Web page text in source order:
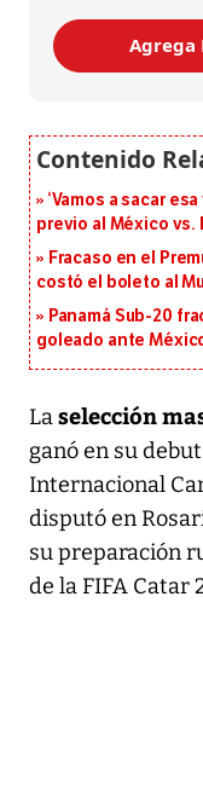
Agrega
‘Vamos a sacar
previo al México vs.
Fracaso en el
costó el boleto al
Panamá Sub-20
goleado ante
Laselección
ganó en su
Internacional
disputó en
su preparación
de la FIFA Catar